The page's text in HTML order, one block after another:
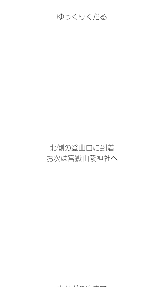
ゆっくりくだる
北側の登山口に到着
お次は宮嶽山陵神社へ